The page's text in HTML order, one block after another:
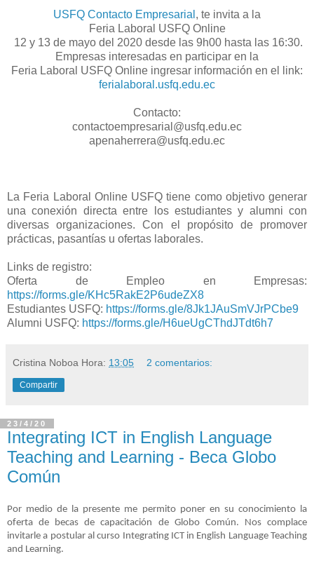
USFQ Contacto Empresarial , te invita a la
Feria Laboral USFQ Online
12 y 13 de mayo del 2020 desde las 9h00 hasta las 16:30.
Empresas interesadas en participar en la
Feria Laboral USFQ Online ingresar información en el link:
ferialaboral.usfq.edu.ec
Contacto:
contactoempresarial@usfq.edu.ec
apenaherrera@usfq.edu.ec
La Feria Laboral Online USFQ tiene como objetivo generar
una conexión directa entre los estudiantes y alumni con
diversas organizaciones. Con el propósito de promover
prácticas, pasantías u ofertas laborales.
Links de registro:
Oferta de Empleo en Empresas:
https://forms.gle/KHc5RakE2P6udeZX8
Estudiantes USFQ: https://forms.gle/8Jk1JAuSmVJrPCbe9
Alumni USFQ: https://forms.gle/H6ueUgCThdJTdt6h7
Cristina Noboa Hora: 13:05 2 comentarios:
Compartir
23/4/20
Integrating ICT in English Language
Teaching and Learning - Beca Globo
Común
Por medio de la presente me permito poner en su conocimiento la
oferta de becasde capacitación de Globo Común. Nos complace
invitarle a postular al curso Integrating ICT in English Language Teaching
and Learning.